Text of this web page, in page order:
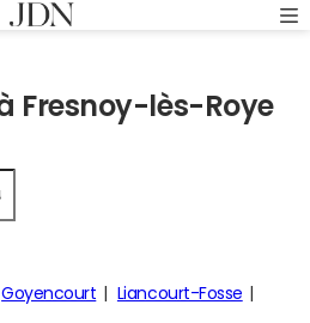
Fresnoy-lès-Roye
Goyencourt
Liancourt-Fosse